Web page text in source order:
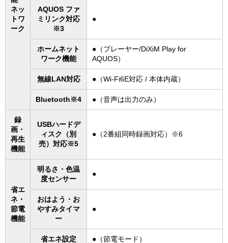
ネッ
トワ
ーク
AQUOS ファ
ミリンク対応
※3
●
ホームネット
ワーク機能
●（プレーヤー/DiXiM Play for
AQUOS）
無線LAN対応 ●（Wi-Fi6E対応 / 本体内蔵）
Bluetooth※4 ●（音声は出力のみ）
録
画・
再生
機能
USBハードデ
ィスク（別
売）対応※5
●（2番組同時録画対応）※6
省エ
ネ・
節電
機能
明るさ・色温
度センサー
●
おはよう・お
やすみタイマ
ー
●
省エネ設定 ●（節電モード）